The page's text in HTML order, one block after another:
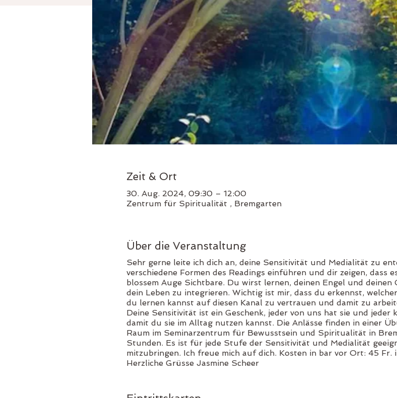
Zeit & Ort
30. Aug. 2024, 09:30 – 12:00
Zentrum für Spiritualität , Bremgarten
Über die Veranstaltung
Sehr gerne leite ich dich an, deine Sensitivität und Medialität zu
verschiedene Formen des Readings einführen und dir zeigen, dass
blossem Auge Sichtbare. Du wirst lernen, deinen Engel und
dein Leben zu integrieren. Wichtig ist mir, dass du erkennst,
du lernen kannst auf diesen Kanal zu vertrauen und damit zu
Deine Sensitivität ist ein Geschenk, jeder von uns hat sie und jeder
damit du sie im Alltag nutzen kannst. Die Anlässe finden in einer
Raum im Seminarzentrum für Bewusstsein und Spiritualität in
Stunden. Es ist für jede Stufe der Sensitivität und Medialität
mitzubringen. Ich freue mich auf dich. Kosten in bar vor Ort: 45 Fr.
Herzliche Grüsse Jasmine Scheer